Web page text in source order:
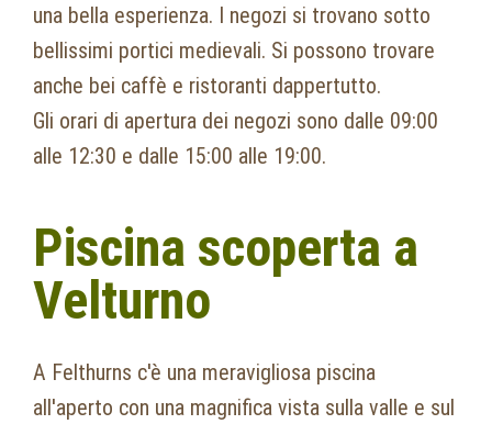
una bella esperienza. I negozi si trovano sotto
bellissimi portici medievali. Si possono trovare
anche bei caffè e ristoranti dappertutto.
Gli orari di apertura dei negozi sono dalle 09:00
alle 12:30 e dalle 15:00 alle 19:00.
Piscina scoperta a
Velturno
A Felthurns c'è una meravigliosa piscina
all'aperto con una magnifica vista sulla valle e sul